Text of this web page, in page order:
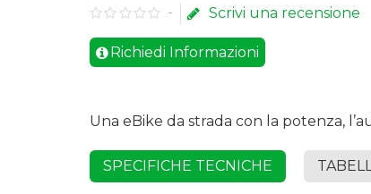
- Scrivi una recensione
Richiedi Informazioni
Una eBike da strada con la potenza,
SPECIFICHE TECNICHE